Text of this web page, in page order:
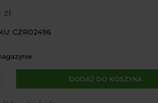
zł
CZR02496
DODAJ DO KOSZYKA